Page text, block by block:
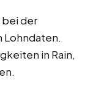
bei der
Lohndaten.
in Rain,